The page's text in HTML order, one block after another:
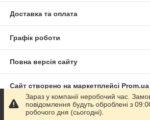
Доставка та оплата
Графік роботи
Повна версія сайту
Сайт створено на маркетплейсі Prom.ua
Політика конфіденційності
Зараз у компанії неробочий час.
повідомлення будуть оброблені з
робочого дня (сьогодні).